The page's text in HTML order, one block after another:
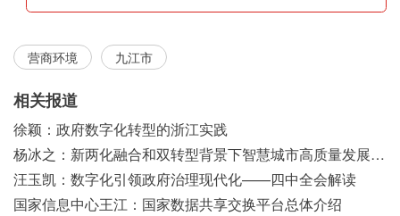
营商环境 九江市
相关报道
徐颖：政府数字化转型的浙江实践
杨冰之：新两化融合和双转型背景下智慧城市高质量发展之浅见
汪玉凯：数字化引领政府治理现代化——四中全会解读
国家信息中心王江：国家数据共享交换平台总体介绍